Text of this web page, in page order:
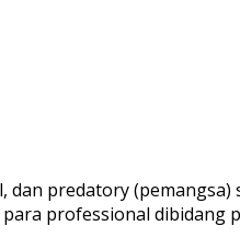
predatory
professional dibidang